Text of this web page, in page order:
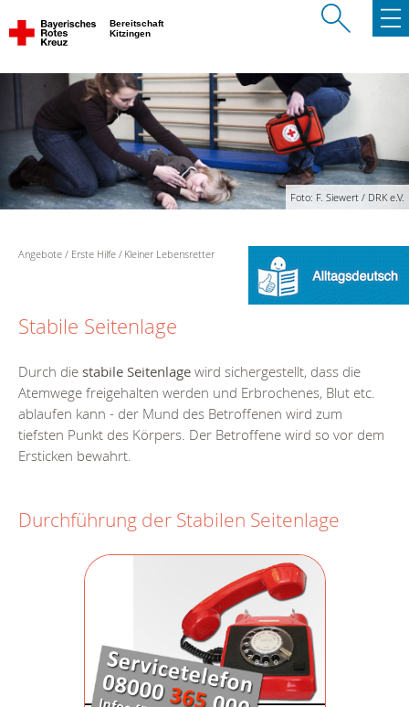
Bereitschaft
Kitzingen
Foto: F. Siewert / DRK e.V.
Angebote Erste Hilfe Kleiner Lebensretter
Stabile Seitenlage
Durch die stabile Seitenlage wird sichergestellt, dass die
Atemwege freigehalten werden und Erbrochenes, Blut etc.
ablaufen kann - der Mund des Betroffenen wird zum
tiefsten Punkt des Körpers. Der Betroffene wird so vor dem
Ersticken bewahrt.
Durchführung der Stabilen Seitenlage